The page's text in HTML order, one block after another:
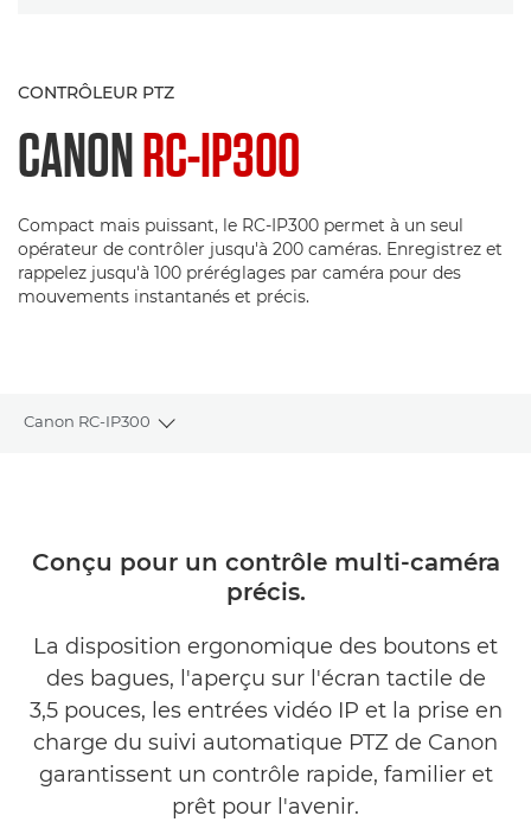
CONTRÔLEUR PTZ
CANONRC-IP300
Compact mais puissant, le RC-IP300 permet à un seul
opérateur de contrôler jusqu'à 200 caméras. Enregistrez et
rappelez jusqu'à 100 préréglages par caméra pour des
mouvements instantanés et précis.
Canon RC-IP300
Toggle breadcrumbs
Conçu pour un contrôle multi-caméra
précis.
La disposition ergonomique des boutons et
des bagues, l'aperçu sur l'écran tactile de
3,5 pouces, les entrées vidéo IP et la prise en
charge du suivi automatique PTZ de Canon
garantissent un contrôle rapide, familier et
prêt pour l'avenir.